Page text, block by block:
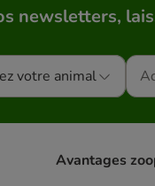
newsletters,
votre animal
Avantages